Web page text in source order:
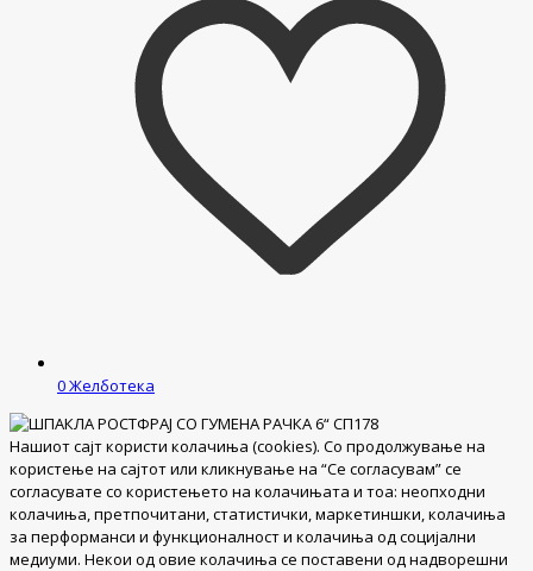
0Желботека
Нашиот сајт користи колачиња (cookies). Со продолжување на
користење на сајтот или кликнување на “Се согласувам” се
согласувате со користењето на колачињата и тоа: неопходни
колачиња, претпочитани, статистички, маркетиншки, колачиња
за перформанси и функционалност и колачиња од социјални
медиуми. Некои од овие колачиња се поставени од надворешни